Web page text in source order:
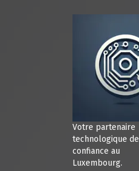
Votre partenaire
technologique de
confiance au
Luxembourg.